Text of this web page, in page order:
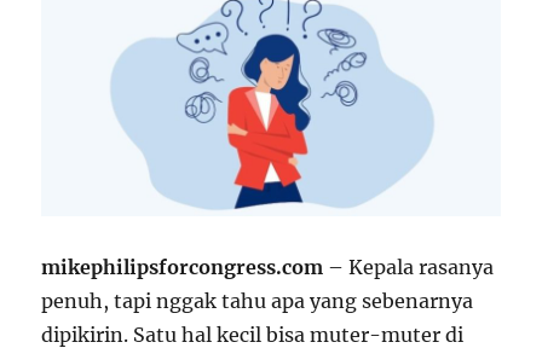
mikephilipsforcongress.com – Kepala rasanya
penuh, tapi nggak tahu apa yang sebenarnya
dipikirin. Satu hal kecil bisa muter-muter di